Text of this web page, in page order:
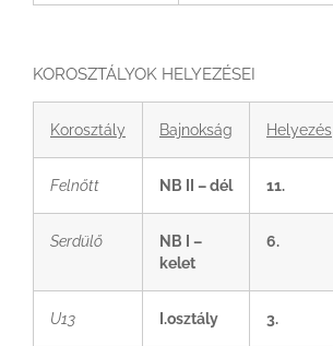
KOROSZTÁLYOK HELYEZÉSEI
Korosztály Bajnokság Helyezés
Felnőtt NB II – dél 11.
Serdülő
NB I –
kelet
6.
U13 I.osztály 3.